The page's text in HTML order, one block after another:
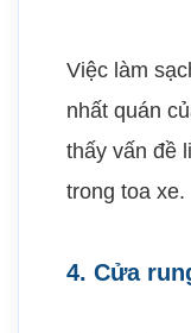
Việc làm
nhất quán
thấy vấn đề
trong toa xe.
4. Cửa